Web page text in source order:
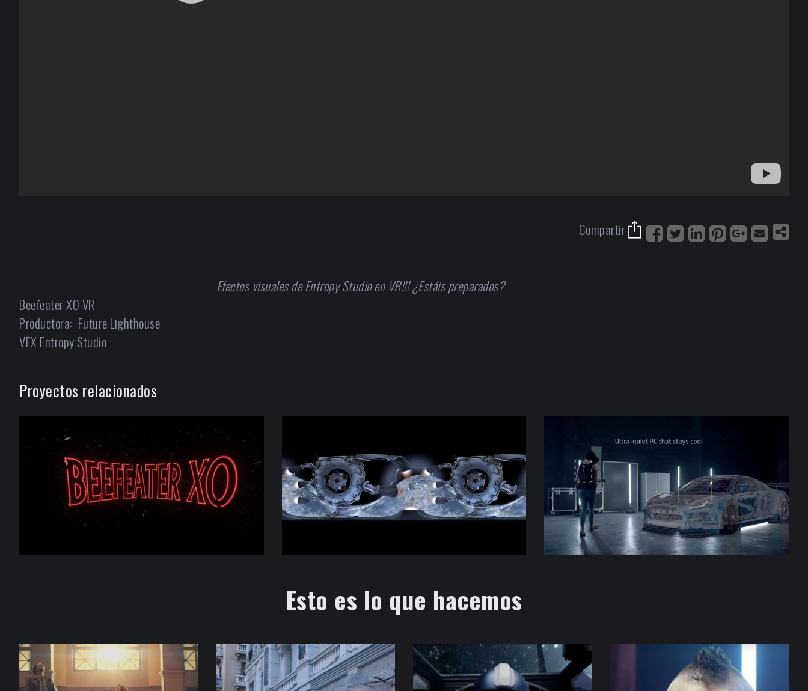
Compartir
Beefeater XO VR
Productora: Future Lighthouse
VFX Entropy Studio
Efectos visuales de Entropy Studio en VR!!! ¿Estáis preparados?
Proyectos relacionados
Esto es lo que hacemos